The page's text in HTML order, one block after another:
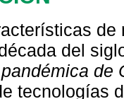
del
de
tecnologías